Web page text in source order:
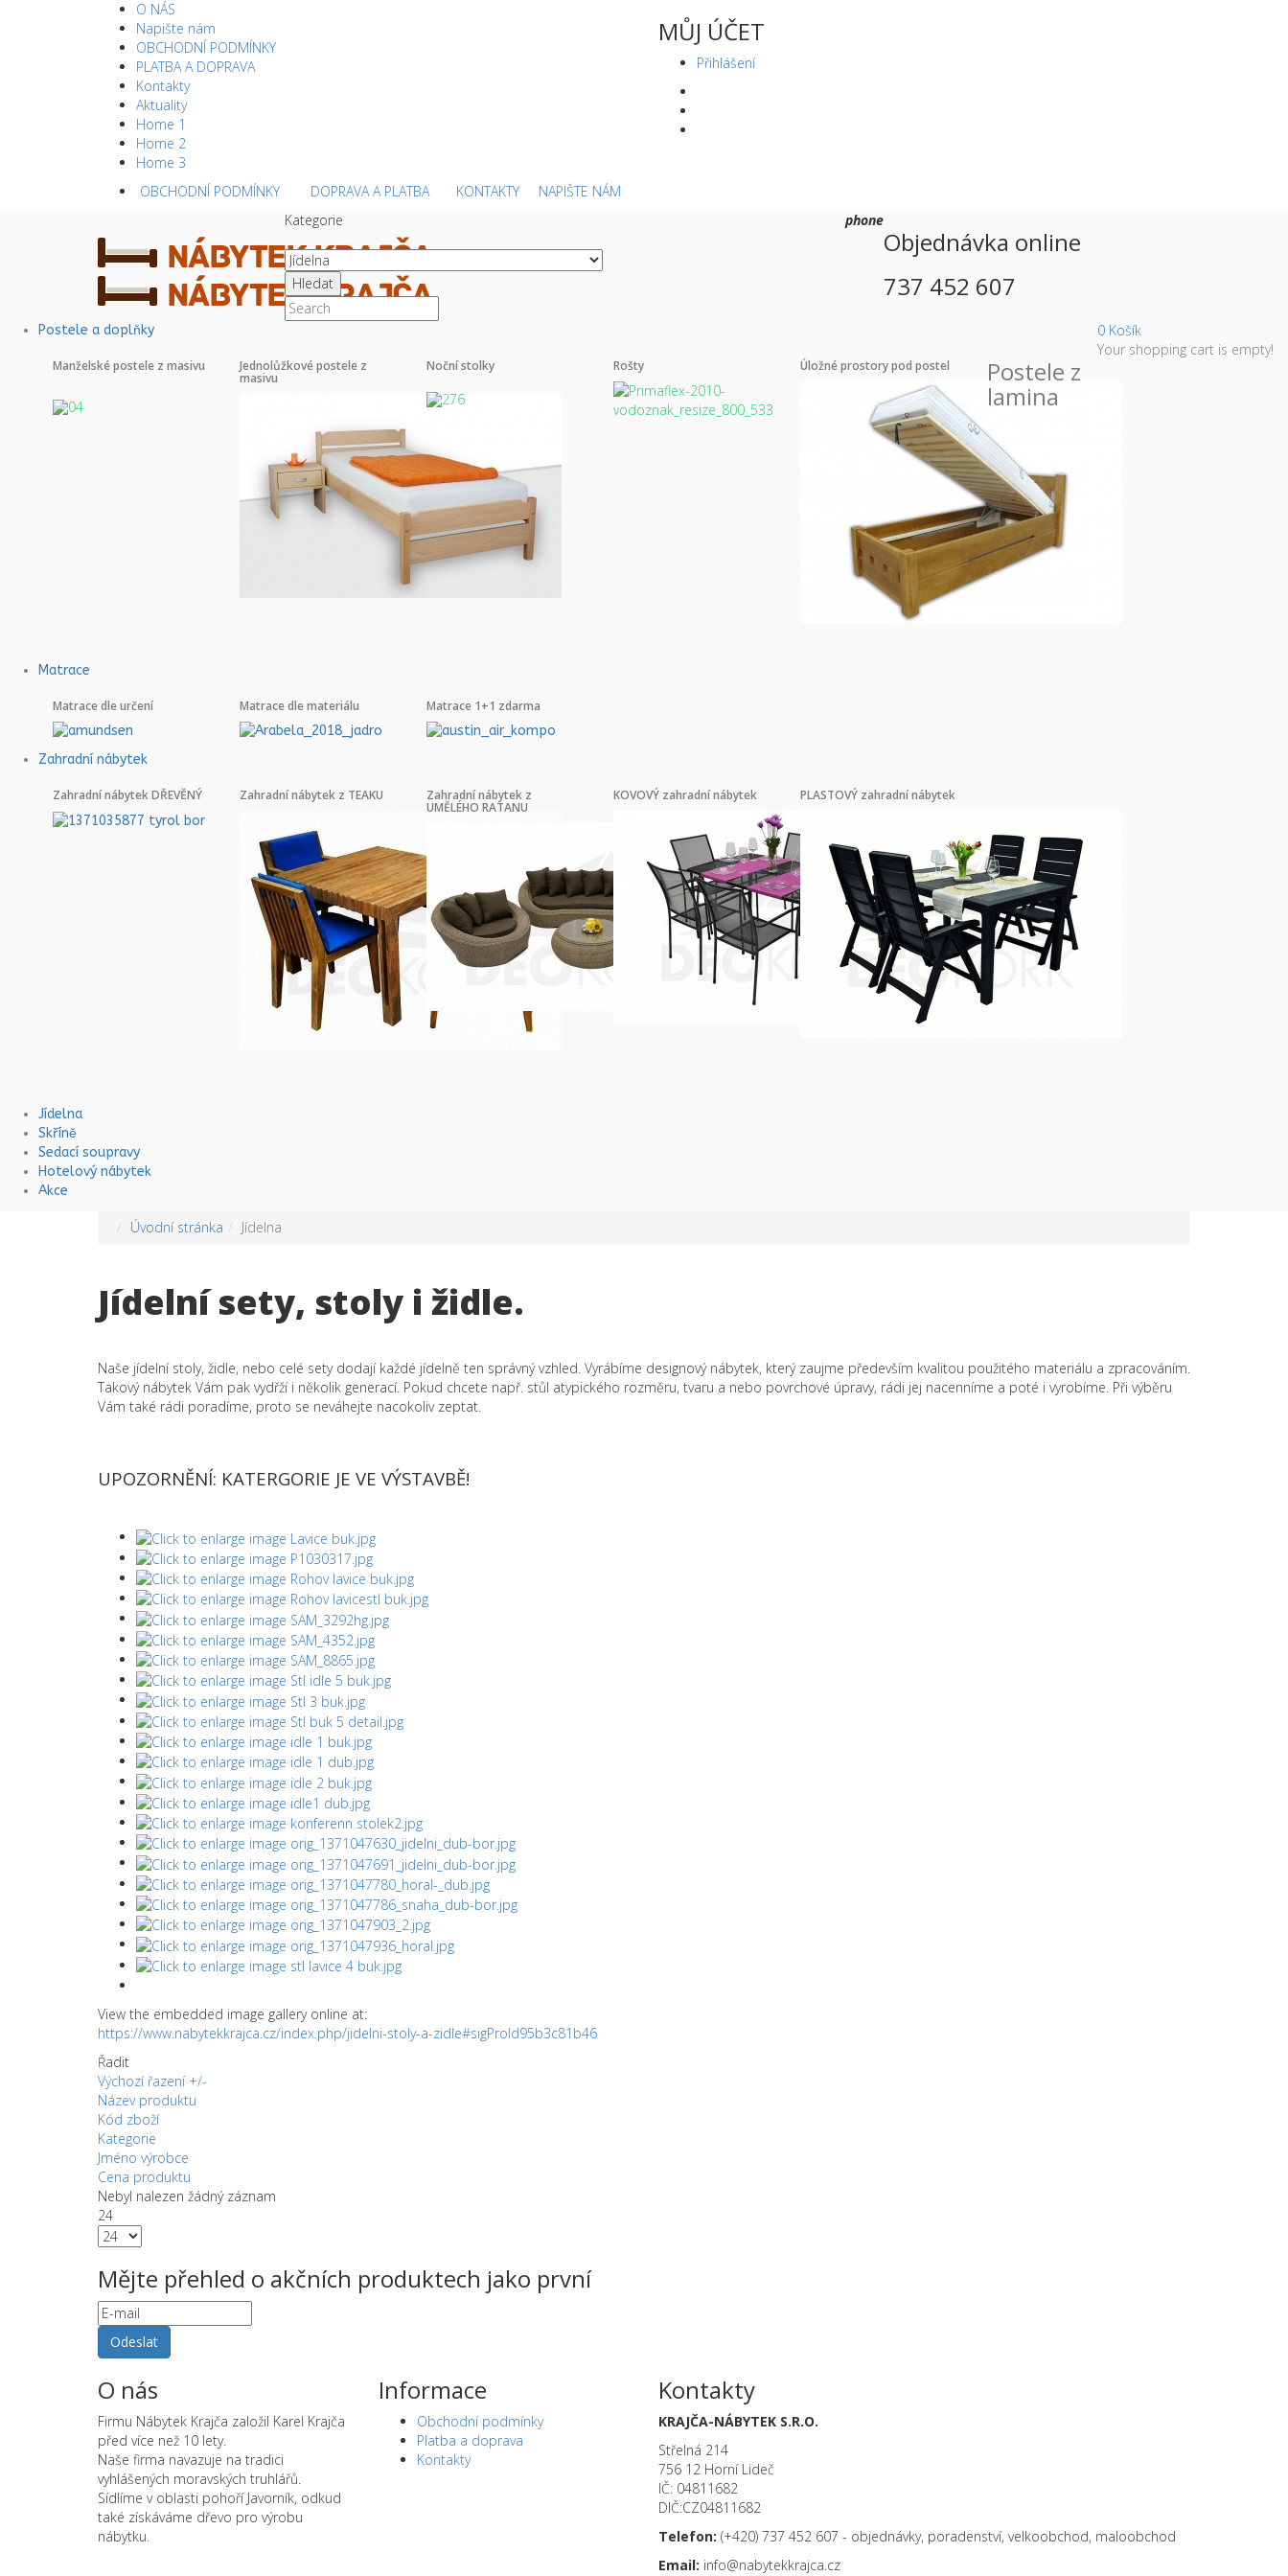
O NÁS
Napište nám
OBCHODNÍ PODMÍNKY
PLATBA A DOPRAVA
Kontakty
Aktuality
Home 1
Home 2
Home 3
OBCHODNÍ PODMÍNKY
DOPRAVA A PLATBA KONTAKTY NAPIŠTE NÁM
MŮJ ÚČET
Přihlášení
Kategorie
Hledat
phone
Objednávka online
737 452 607
Postele a doplňky
Manželské postele z masivu Jednolůžkové postele z
masivu
Noční stolky Rošty Úložné prostory pod postel Postele z
lamina
Matrace
Matrace dle určení Matrace dle materiálu Matrace 1+1 zdarma
Zahradní nábytek
Zahradní nábytek DŘEVĚNÝ Zahradní nábytek z TEAKU Zahradní nábytek z
UMĚLÉHO RATANU
KOVOVÝ zahradní nábytek PLASTOVÝ zahradní nábytek
Jídelna
Skříně
Sedací soupravy
Hotelový nábytek
Akce
0 Košík
Your shopping cart is empty!
Úvodní stránka Jídelna
Jídelní sety, stoly i židle.
Naše jídelní stoly, židle, nebo celé sety dodají každé jídelně ten správný vzhled. Vyrábíme designový nábytek, který zaujme především kvalitou použitého materiálu a zpracováním.
Takový nábytek Vám pak vydřží i několik generací. Pokud chcete např. stůl atypického rozměru, tvaru a nebo povrchové úpravy, rádi jej nacenníme a poté i vyrobíme. Při výběru
Vám také rádi poradíme, proto se neváhejte nacokoliv zeptat.
UPOZORNĚNÍ: KATERGORIE JE VE VÝSTAVBĚ!
View the embedded image gallery online at:
https://www.nabytekkrajca.cz/index.php/jidelni-stoly-a-zidle#sigProId95b3c81b46
Řadit
Výchozí řazení +/-
Název produktu
Kód zboží
Kategorie
Jméno výrobce
Cena produktu
Nebyl nalezen žádný záznam
24
Mějte přehled o akčních produktech jako první
O nás
Firmu Nábytek Krajča založil Karel Krajča
před více než 10 lety.
Naše firma navazuje na tradici
vyhlášených moravských truhlářů.
Sídlíme v oblasti pohoří Javorník, odkud
také získáváme dřevo pro výrobu
nábytku.
Informace
Obchodní podmínky
Platba a doprava
Kontakty
Kontakty
KRAJČA-NÁBYTEK S.R.O.
Střelná 214
756 12 Horní Lideč
IČ: 04811682
DIČ:CZ04811682
Telefon: (+420) 737 452 607 - objednávky, poradenství, velkoobchod, maloobchod
Email: info@nabytekkrajca.cz